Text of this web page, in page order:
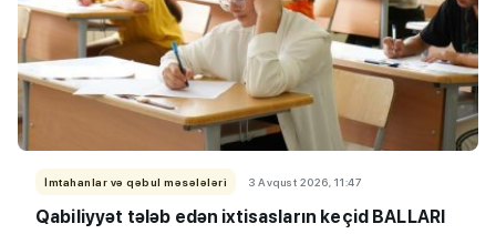
İmtahanlar və qəbul məsələləri 3 Avqust 2026, 11:47
Qabiliyyət tələb edən ixtisasların keçid BALLARI